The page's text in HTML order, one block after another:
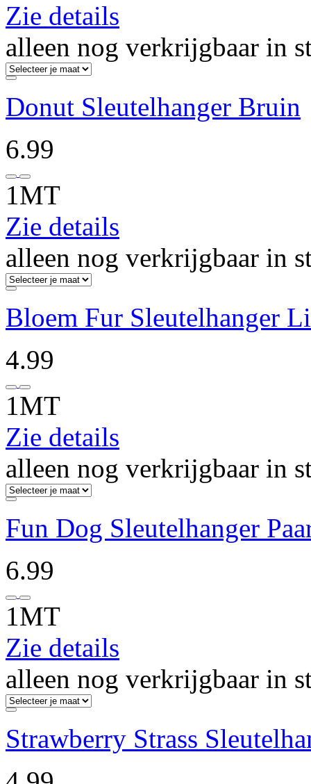
Zie details
alleen nog verkrijgbaar in
Donut Sleutelhanger Bruin
6.99
1MT
Zie details
alleen nog verkrijgbaar in
Bloem Fur Sleutelhanger
4.99
1MT
Zie details
alleen nog verkrijgbaar in
Fun Dog Sleutelhanger
6.99
1MT
Zie details
alleen nog verkrijgbaar in
Strawberry Strass